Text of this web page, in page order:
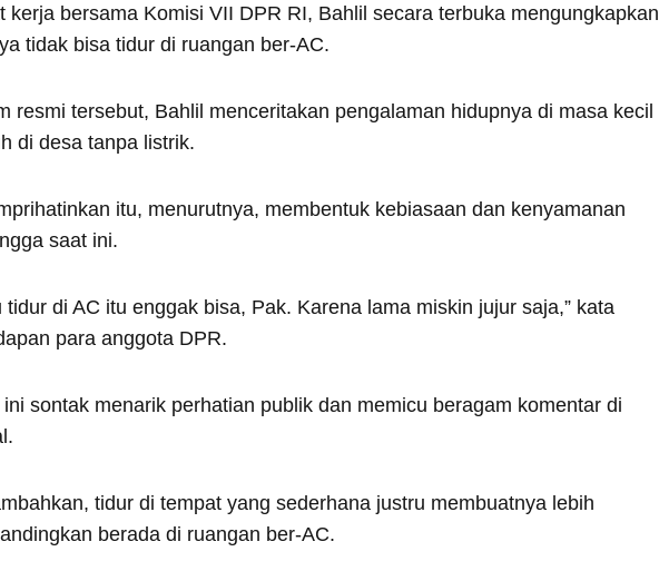
kerja bersama Komisi VII DPR RI, Bahlil secara terbuka mengungkapkan
tidak bisa tidur di ruangan ber-AC.
resmi tersebut, Bahlil menceritakan pengalaman hidupnya di masa kecil
di desa tanpa listrik.
itu, menurutnya, membentuk kebiasaan dan kenyamanan
saat ini.
tidur di AC itu enggak bisa, Pak. Karena lama miskin jujur saja,” kata
para anggota DPR.
sontak menarik perhatian publik dan memicu beragam komentar di
tidur di tempat yang sederhana justru membuatnya lebih
berada di ruangan ber-AC.